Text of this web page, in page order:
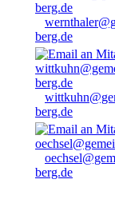
berg.de
berg.de
berg.de